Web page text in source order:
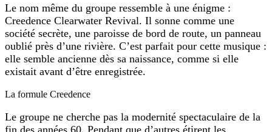
Le nom même du groupe ressemble à une énigme :
Creedence Clearwater Revival. Il sonne comme une
société secrète, une paroisse de bord de route, un panneau
oublié près d’une rivière. C’est parfait pour cette musique :
elle semble ancienne dès sa naissance, comme si elle
existait avant d’être enregistrée.
La formule Creedence
Le groupe ne cherche pas la modernité spectaculaire de la
fin des années 60. Pendant que d’autres étirent les